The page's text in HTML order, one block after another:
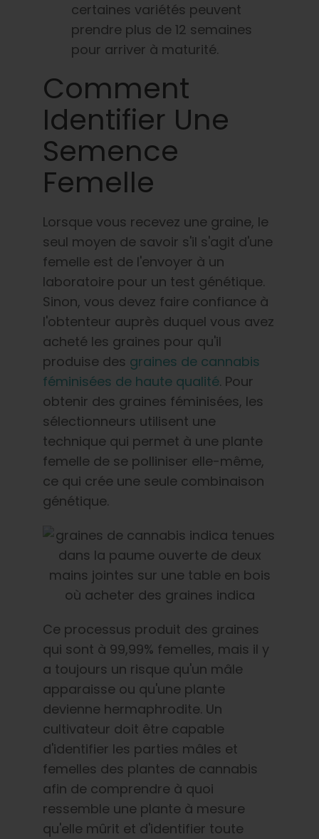
certaines variétés peuvent
prendre plus de 12 semaines
pour arriver à maturité.
Comment
Identifier Une
Semence
Femelle
Lorsque vous recevez une graine, le
seul moyen de savoir s'il s'agit d'une
femelle est de l'envoyer à un
laboratoire pour un test génétique.
Sinon, vous devez faire confiance à
l'obtenteur auprès duquel vous avez
acheté les graines pour qu'il
produise des graines de cannabis
féminisées de haute qualité. Pour
obtenir des graines féminisées, les
sélectionneurs utilisent une
technique qui permet à une plante
femelle de se polliniser elle-même,
ce qui crée une seule combinaison
génétique.
Ce processus produit des graines
qui sont à 99,99% femelles, mais il y
a toujours un risque qu'un mâle
apparaisse ou qu'une plante
devienne hermaphrodite. Un
cultivateur doit être capable
d'identifier les parties mâles et
femelles des plantes de cannabis
afin de comprendre à quoi
ressemble une plante à mesure
qu'elle mûrit et d'identifier toute